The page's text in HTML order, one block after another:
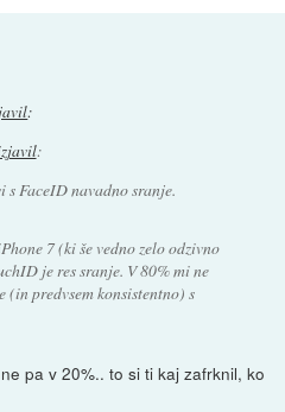
:
:
FaceID navadno sranje.
7 (ki še vedno zelo odzivno
je res sranje. V 80% mi ne
predvsem konsistentno) s
pa v 20%.. to si ti kaj zafrknil, ko